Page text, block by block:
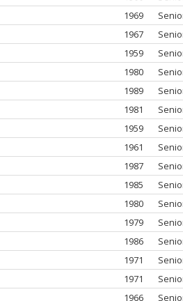
1969
1967
1959
1980
1989
1981
1959
1961
1987
1985
1980
1979
1986
1971
1971
1966